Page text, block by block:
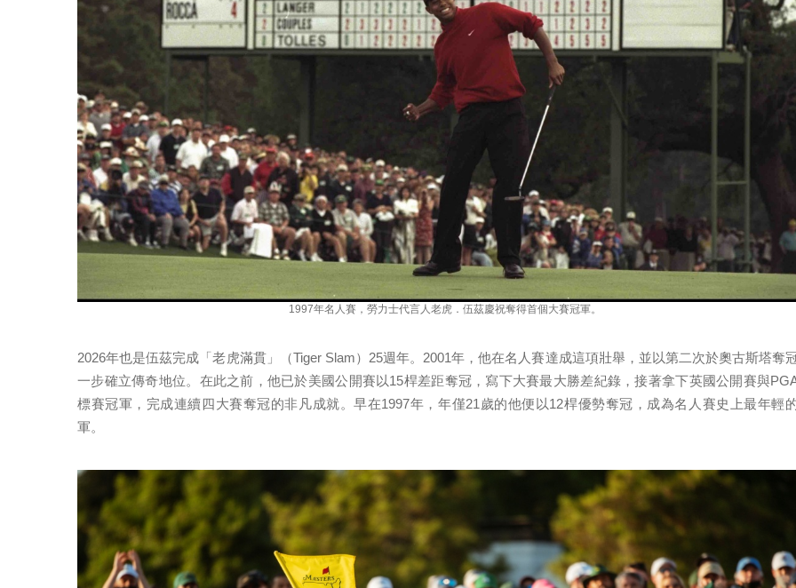
1997年名人賽，勞力士代言人老虎．伍茲慶祝奪得首個大賽冠軍。
2026年也是伍茲完成「老虎滿貫」（Tiger Slam）25週年。2001年，他在名人賽達成這項壯舉，並以第二次於奧古斯塔奪
一步確立傳奇地位。在此之前，他已於美國公開賽以15桿差距奪冠，寫下大賽最大勝差紀錄，接著拿下英國公開賽與
標賽冠軍，完成連續四大賽奪冠的非凡成就。早在1997年，年僅21歲的他便以12桿優勢奪冠，成為名人賽史上最年輕
軍。